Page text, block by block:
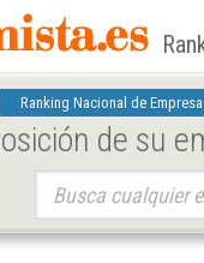
Ranking Nacional de
de su